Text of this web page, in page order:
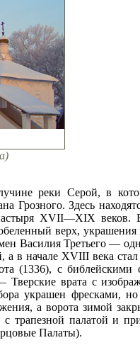
реки Серой, в
Грозного. Здесь
XVII—XIX веков.
верх, украшения
Василия Третьего —
а в начале XVIII века
(1336), с библейскими
врата с
украшен фресками,
а ворота зимой
трапезной палатой и
Палаты).